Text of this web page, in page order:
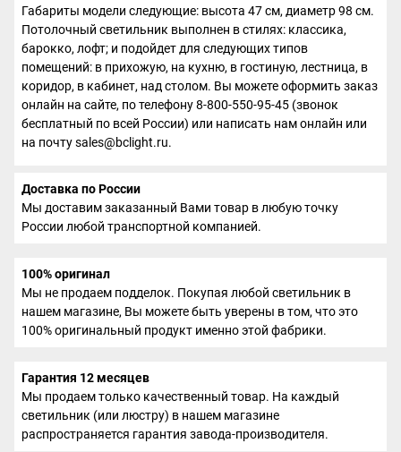
Габариты модели следующие: высота 47 см, диаметр 98 см.
Потолочный светильник выполнен в стилях: классика,
барокко, лофт; и подойдет для следующих типов
помещений: в прихожую, на кухню, в гостиную, лестница, в
коридор, в кабинет, над столом. Вы можете оформить заказ
онлайн на сайте, по телефону 8-800-550-95-45 (звонок
бесплатный по всей России) или написать нам онлайн или
на почту sales@bclight.ru.
Доставка по России
Мы доставим заказанный Вами товар в любую точку
России любой транспортной компанией.
100% оригинал
Мы не продаем подделок. Покупая любой светильник в
нашем магазине, Вы можете быть уверены в том, что это
100% оригинальный продукт именно этой фабрики.
Гарантия 12 месяцев
Мы продаем только качественный товар. На каждый
светильник (или люстру) в нашем магазине
распространяется гарантия завода-производителя.